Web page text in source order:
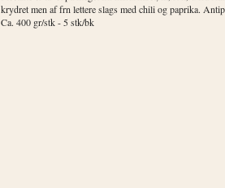
krydret men af frn lettere slags med chili og paprika.
Ca. 400 gr/stk - 5 stk/bk